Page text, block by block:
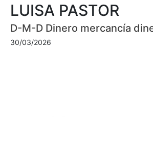
LUISA PASTOR
D-M-D Dinero mercancía
30/03/2026